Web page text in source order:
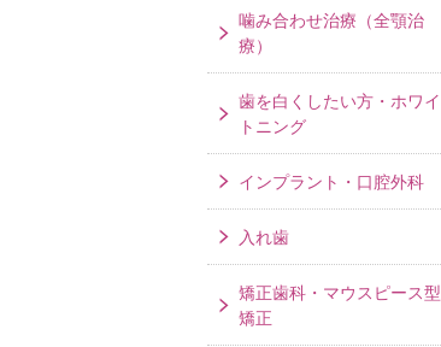
噛み合わせ治療（全顎治
療）
歯を白くしたい方・ホワイ
トニング
インプラント・口腔外科
入れ歯
矯正歯科・マウスピース型
矯正